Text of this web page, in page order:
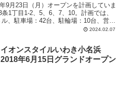
9月23日（月）オープンを計画していま
1丁目1-2、5、6、7、10。計画では、
、駐車場：42台、駐輪場：10台、営業
2024.02.07
イオンスタイルいわき小名浜
2018年6月15日グランドオープン